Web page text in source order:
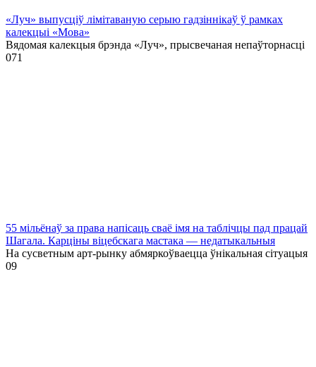
«Луч» выпусціў лiмiтаваную серыю гадзіннікаў ў рамках
калекцыі «Мова»
Вядомая калекцыя брэнда «Луч», прысвечаная непаўторнасці
071
55 мільёнаў за права напісаць сваё імя на таблічцы пад працай
Шагала. Карціны віцебскага мастака — недатыкальныя
На сусветным арт-рынку абмяркоўваецца ўнікальная сітуацыя
09